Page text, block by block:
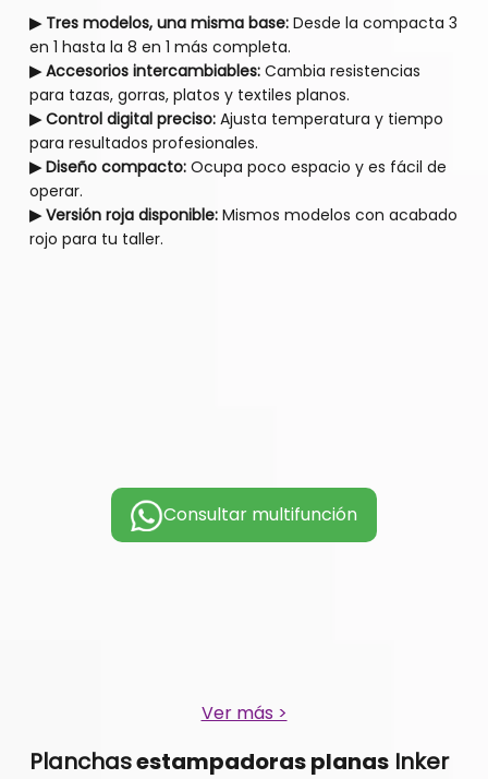
▶ Tres modelos, una misma base:Desde la compacta 3
en 1 hasta la 8 en 1 más completa.
▶ Accesorios intercambiables:Cambia resistencias
para tazas, gorras, platos y textiles planos.
▶ Control digital preciso:Ajusta temperatura y tiempo
para resultados profesionales.
▶ Diseño compacto:Ocupa poco espacio y es fácil de
operar.
▶ Versión roja disponible:Mismos modelos con acabado
rojo para tu taller.
Consultar multifunción
Ver más >
Planchasestampadoras planasInker